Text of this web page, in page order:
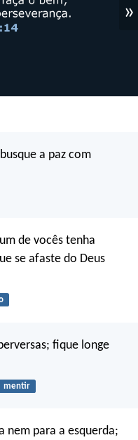
»
busque a paz com
de vocês tenha
se afaste do Deus
fique longe
mentir
nem para a esquerda;